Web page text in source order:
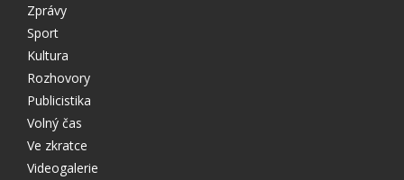
Zprávy
Sport
Kultura
Rozhovory
Publicistika
Volný čas
Ve zkratce
Videogalerie